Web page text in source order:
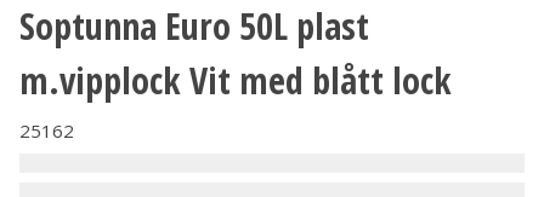
Soptunna Euro 50L plast
m.vipplock Vit med blått lock
25162